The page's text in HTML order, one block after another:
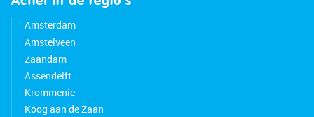
Amsterdam
Amstelveen
Zaandam
Assendelft
Krommenie
Koog aan de Zaan